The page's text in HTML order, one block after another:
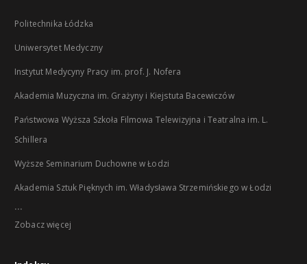
Politechnika Łódzka
Uniwersytet Medyczny
Instytut Medycyny Pracy im. prof. J. Nofera
Akademia Muzyczna im. Grażyny i Kiejstuta Bacewiczów
Państwowa Wyższa Szkoła Filmowa Telewizyjna i Teatralna im. L.
Schillera
Wyższe Seminarium Duchowne w Łodzi
Akademia Sztuk Pięknych im. Władysława Strzemińskiego w Łodzi
...
Zobacz więcej